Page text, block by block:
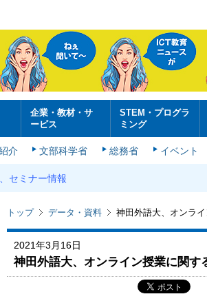
企業・教材・サ
ービス
STEM・プログラ
ミング
介 文部科学省 総務省 イベント
セミナー情報
トップ データ・資料 神田外語大、オンラ
2021年3月16日
神田外語大、オンライン授業に関